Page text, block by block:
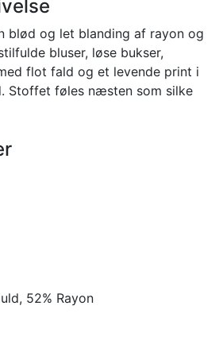
blød og let blanding af rayon og
bluser, løse bukser,
flot fald og et levende print i
Stoffet føles næsten som silke
52% Rayon